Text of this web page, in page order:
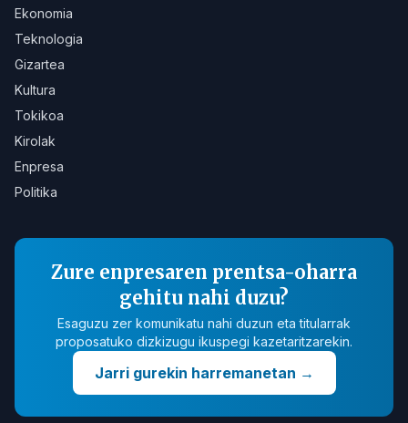
Ekonomia
Teknologia
Gizartea
Kultura
Tokikoa
Kirolak
Enpresa
Politika
Zure enpresaren prentsa-oharra
gehitu nahi duzu?
Esaguzu zer komunikatu nahi duzun eta titularrak
proposatuko dizkizugu ikuspegi kazetaritzarekin.
Jarri gurekin harremanetan →